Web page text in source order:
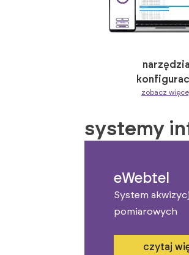
narzędzia
zobacz
systemy
eWebtel
System
pomiarowych
czytaj